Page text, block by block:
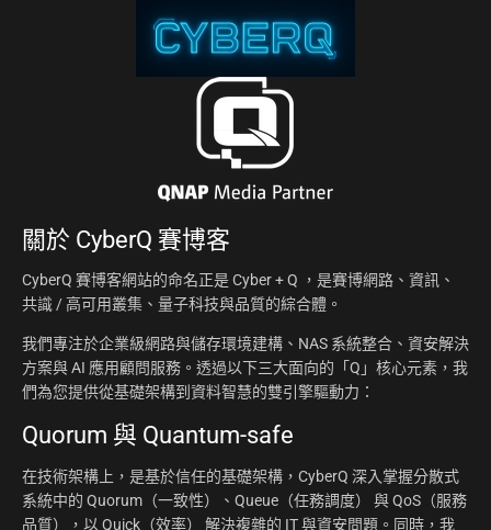
關於 CyberQ 賽博客
CyberQ 賽博客網站的命名正是 Cyber + Q ，是賽博網路、資訊、
共識 / 高可用叢集、量子科技與品質的綜合體。
我們專注於企業級網路與儲存環境建構、NAS 系統整合、資安解決
方案與 AI 應用顧問服務。透過以下三大面向的「Q」核心元素，我
們為您提供從基礎架構到資料智慧的雙引擎驅動力：
Quorum 與 Quantum-safe
在技術架構上，是基於信任的基礎架構，CyberQ 深入掌握分散式
系統中的 Quorum（一致性）、Queue（任務調度） 與 QoS（服務
品質），以 Quick（效率） 解決複雜的 IT 與資安問題。同時，我